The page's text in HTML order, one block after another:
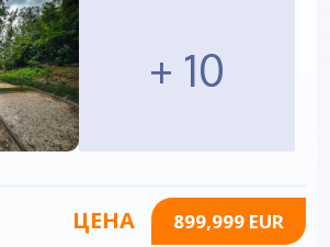
+ 10
ЦЕНА 899,999 EUR